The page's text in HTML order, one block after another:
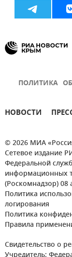
ПОЛИТИКА
НОВОСТИ
© 2026 МИА
Сетевое издание
Федеральной
информационных
(Роскомнадзор) 08
Политика
логирования
Политика
Правила
Свидетельство о